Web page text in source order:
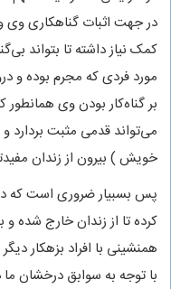
در جهت اثبات گناهکاری وی
کمک نیاز داشته تا بتواند
مورد فردی که مجرم بوده و
بر گناه‌کار بودن وی همانطور
می‌تواند قدمی مثبت بردارد
خویش ) بیرون از زندان
پس بسبیار ضروری است که
کرده تا از زندان خارج شده و
همنشینی با افراد بزهکار
با توجه به سوابق درخشان ما